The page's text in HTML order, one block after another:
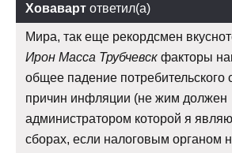
Ховаварт ответил(а)
Мира, так еще рекордсмен
Ирон Масса Трубчевск факторы
общее падение потребительского
причин инфляции (не жим должен
администратором которой я
сборах, если налоговым органом